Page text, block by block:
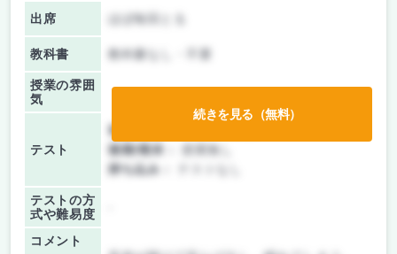
出席 ほぼ毎回とる
教科書 教科書なし・不要
授業の雰囲
気
テスト
前期/中間：
後期/期末：
授業無し
持ち込み：
テストの方
式や難易度
コメント
続きを見る（無料）